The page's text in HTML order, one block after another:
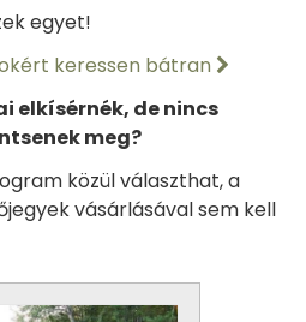
egyet!
keressen bátran
elkísérnék, de nincs
meg?
közül választhat, a
vásárlásával sem kell